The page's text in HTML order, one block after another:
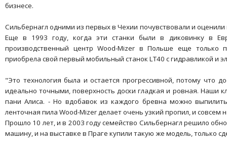
бизнесе.
Сильбернагл одними из первых в Чехии почувствовали и
Еще в 1993 году, когда эти станки были в диковинку в
производственный центр Wood-Mizer в Польше еще только
приобрела свой первый мобильный станок LT40 с гидравликой и
"Это технология была и остается прогрессивной, потому что
идеально точными, поверхность доски гладкая и ровная. Наши
пани Алиса. - Но вдобавок из каждого бревна можно
ленточная пила Wood-Mizer делает очень узкий пропил, и
Прошло 10 лет, и в 2003 году семейство Сильбернагл решило
машину, и на выставке в Праге купили такую же модель, только